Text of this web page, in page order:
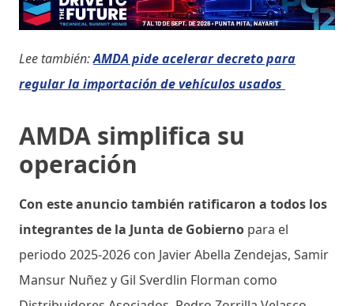
Lee también:AMDA pide acelerar decreto para
regular la importación de vehículos usados
AMDA simplifica su
operación
Con este anuncio también ratificaron a todos los
integrantes de la Junta de Gobierno para el
periodo 2025-2026 con Javier Abella Zendejas, Samir
Mansur Nuñez y Gil Sverdlin Florman como